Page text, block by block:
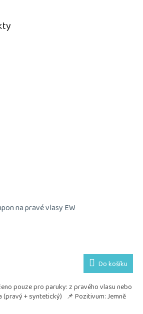
na pravé vlasy EW
Do košíku
pouze pro paruky: z pravého vlasu nebo
(pravý + syntetický) 📌 Pozitivum: Jemně